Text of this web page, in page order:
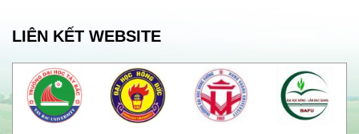
LIÊN KẾT WEBSITE